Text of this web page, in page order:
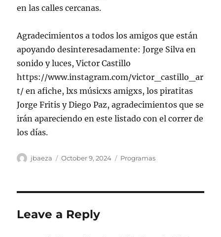
en las calles cercanas.
Agradecimientos a todos los amigos que están
apoyando desinteresadamente: Jorge Silva en
sonido y luces, Victor Castillo
https://www.instagram.com/victor_castillo_ar
t/ en afiche, lxs músicxs amigxs, los piratitas
Jorge Fritis y Diego Paz, agradecimientos que se
irán apareciendo en este listado con el correr de
los días.
Author
jbaeza
Posted
October 9, 2024 Categories
Programas
Leave a Reply